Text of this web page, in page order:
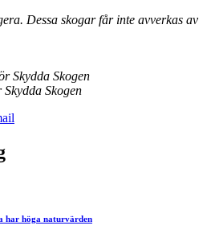
Dessa skogar får inte avverkas av
Skydda Skogen
Skogen
har höga naturvärden